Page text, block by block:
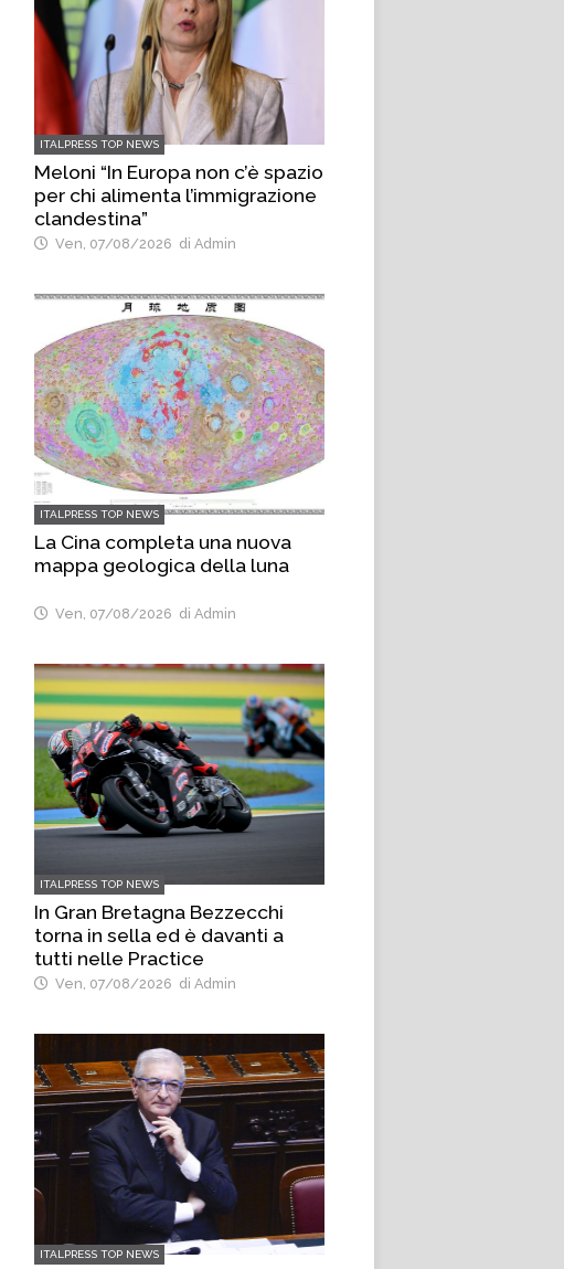
ITALPRESS TOP NEWS
Meloni “In Europa non c’è spazio
per chi alimenta l’immigrazione
clandestina”
Ven, 07/08/2026 di Admin
ITALPRESS TOP NEWS
La Cina completa una nuova
mappa geologica della luna
Ven, 07/08/2026 di Admin
ITALPRESS TOP NEWS
In Gran Bretagna Bezzecchi
torna in sella ed è davanti a
tutti nelle Practice
Ven, 07/08/2026 di Admin
ITALPRESS TOP NEWS